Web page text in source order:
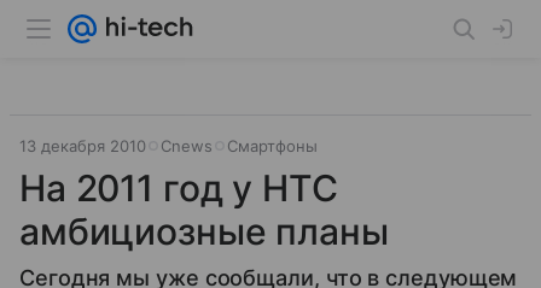
13 декабря 2010 Cnews Смартфоны
На 2011 год у HTC
амбициозные планы
Сегодня мы уже сообщали, что в следующем